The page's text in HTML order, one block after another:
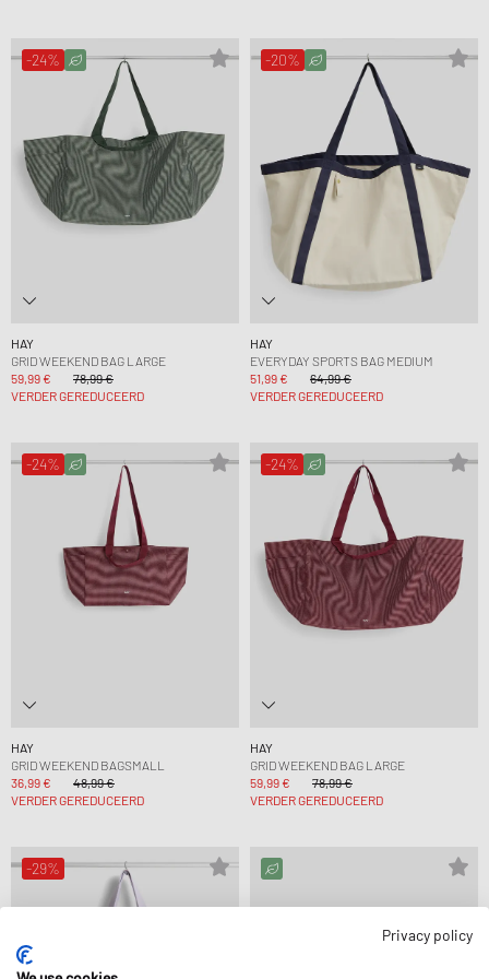
-24%
HAY
GRID WEEKEND BAG LARGE
59,99 €
78,99 €
VERDER GEREDUCEERD
-20%
HAY
EVERYDAY SPORTS BAG MEDIUM
51,99 €
64,99 €
VERDER GEREDUCEERD
-24%
HAY
GRID WEEKEND BAGSMALL
36,99 €
48,99 €
VERDER GEREDUCEERD
-24%
HAY
GRID WEEKEND BAG LARGE
59,99 €
78,99 €
VERDER GEREDUCEERD
-29%
Privacy policy